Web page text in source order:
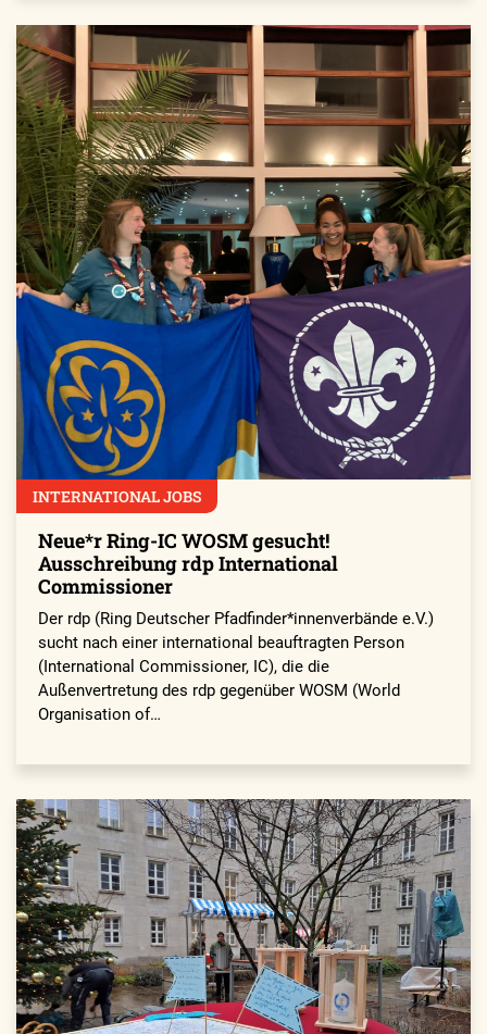
INTERNATIONAL JOBS
Neue*r Ring-IC WOSM gesucht!
Ausschreibung rdp International
Commissioner
Der rdp (Ring Deutscher Pfadfinder*innenverbände e.V.)
sucht nach einer international beauftragten Person
(International Commissioner, IC), die die
Außenvertretung des rdp gegenüber WOSM (World
Organisation of…